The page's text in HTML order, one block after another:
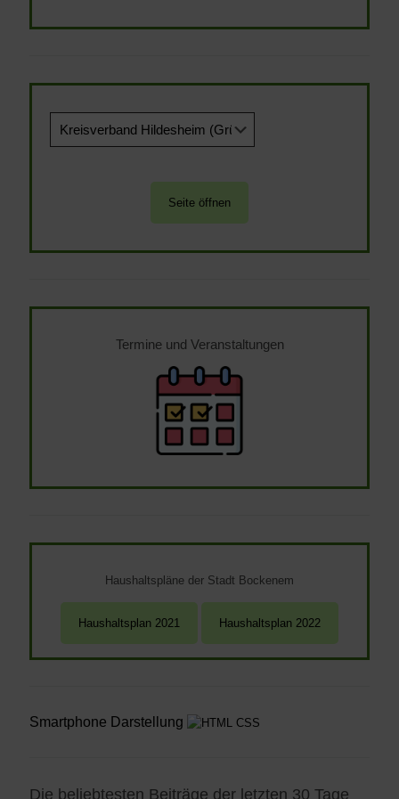
Termine und Veranstaltungen
Haushaltspläne der Stadt Bockenem
Smartphone Darstellung
Die beliebtesten Beiträge der letzten 30 Tage